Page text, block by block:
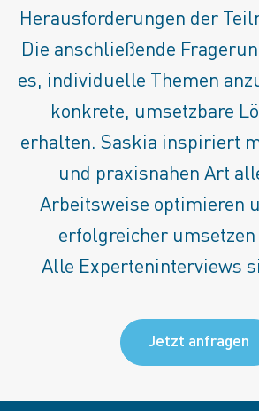
Herausforderungen der
Die anschließende
es, individuelle Themen
konkrete, umsetzbare
erhalten. Saskia inspiriert
und praxisnahen Art
Arbeitsweise optimieren
erfolgreicher umsetzen
Alle Experteninterviews
Jetzt anfragen